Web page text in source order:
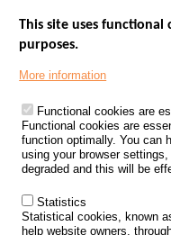
Footer
PROCESSING OF
KNOWLEDGE CENTRE
CALL FOR RESEARCH
ROAD SAFETY POLICY
This site uses functional
purposes.
More information
Functional cookies are
Functional cookies are
function optimally. You can
using your browser
degraded and this will be
Statistics
Statistical cookies, known
help website owners,